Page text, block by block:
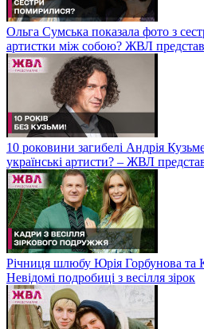
Ольга Сумська показала фото з
артистки між собою? ЖВЛ
10 роковини загибелі Андрія
українські артисти? – ЖВЛ
Річниця шлюбу Юрія Горбунова та
Невідомі подробиці з весілля зірок